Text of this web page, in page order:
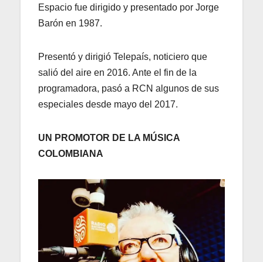
Espacio fue dirigido y presentado por Jorge
Barón en 1987.
Presentó y dirigió Telepaís, noticiero que
salió del aire en 2016. Ante el fin de la
programadora, pasó a RCN algunos de sus
especiales desde mayo del 2017.
UN PROMOTOR DE LA MÚSICA
COLOMBIANA